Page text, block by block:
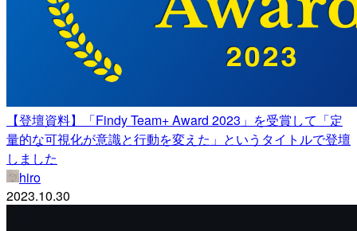
【登壇資料】「Findy Team+ Award 2023」を受賞して「定
量的な可視化が意識と行動を変えた」というタイトルで登壇
しました
hiro
2023.10.30